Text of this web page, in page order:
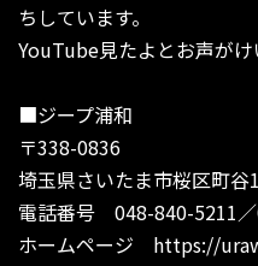
ちしています。
YouTube見たよとお声がけ
■ジープ浦和
〒338-0836
埼玉県さいたま市桜区町谷
電話番号 048-840-5211／
ホームページ https://